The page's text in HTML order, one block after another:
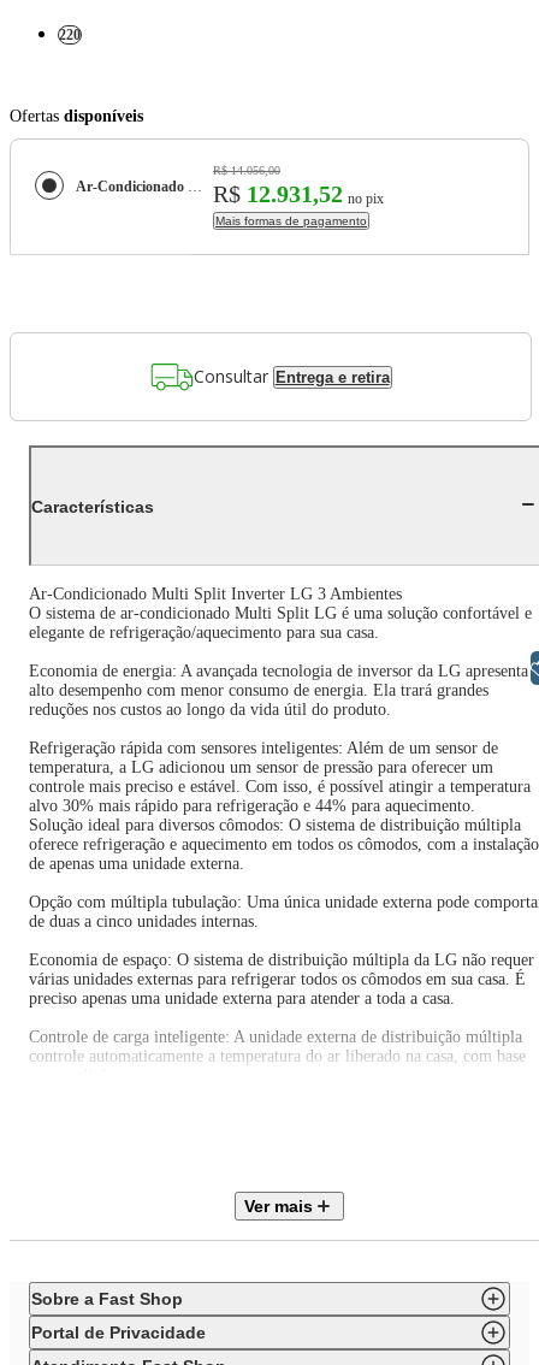
220
Ofertas disponíveis
Ar-Condicionado Multi Split Inverter LG 24.000 (1x Evap HW 9.000 + 2x Evap HW 12.000) Quente/Frio 220V
R$ 14.056,00
R$ 12.931,52 no pix
Mais formas de pagamento
Consultar Entrega e retira
Características
Ar-Condicionado Multi Split Inverter LG 3 Ambientes
O sistema de ar-condicionado Multi Split LG é uma solução confortável e
elegante de refrigeração/aquecimento para sua casa.
Economia de energia: A avançada tecnologia de inversor da LG apresenta
alto desempenho com menor consumo de energia. Ela trará grandes
reduções nos custos ao longo da vida útil do produto.
Refrigeração rápida com sensores inteligentes: Além de um sensor de
temperatura, a LG adicionou um sensor de pressão para oferecer um
controle mais preciso e estável. Com isso, é possível atingir a temperatura
alvo 30% mais rápido para refrigeração e 44% para aquecimento.
Solução ideal para diversos cômodos: O sistema de distribuição múltipla
oferece refrigeração e aquecimento em todos os cômodos, com a instalação
de apenas uma unidade externa.
Opção com múltipla tubulação: Uma única unidade externa pode
de duas a cinco unidades internas.
Economia de espaço: O sistema de distribuição múltipla da LG não requer
várias unidades externas para refrigerar todos os cômodos em sua casa. É
preciso apenas uma unidade externa para atender a toda a casa.
Controle de carga inteligente: A unidade externa de distribuição múltipla
controle automaticamente a temperatura do ar liberado na casa, com base
distribuída entre elas conforme a necessidade de cada ambiente.
Itens inclusos neste conjunto:
Ver mais
Sobre a Fast Shop
Portal de Privacidade
Libras